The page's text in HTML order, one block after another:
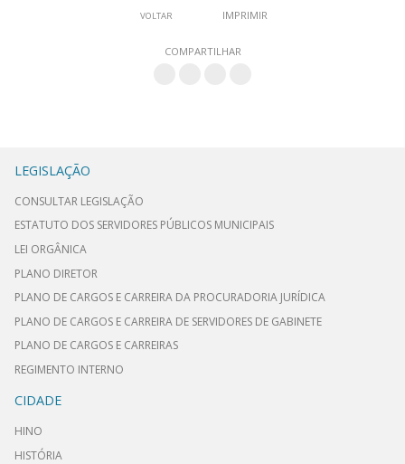
VOLTAR IMPRIMIR
COMPARTILHAR
LEGISLAÇÃO
CONSULTAR LEGISLAÇÃO
ESTATUTO DOS SERVIDORES PÚBLICOS MUNICIPAIS
LEI ORGÂNICA
PLANO DIRETOR
PLANO DE CARGOS E CARREIRA DA PROCURADORIA JURÍDICA
PLANO DE CARGOS E CARREIRA DE SERVIDORES DE GABINETE
PLANO DE CARGOS E CARREIRAS
REGIMENTO INTERNO
CIDADE
HINO
HISTÓRIA